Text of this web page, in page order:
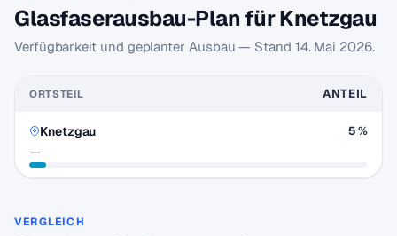
Glasfaserausbau-Plan für Knetzgau
Verfügbarkeit und geplanter Ausbau — Stand 14. Mai 2026.
ORTSTEIL ANTEIL
Knetzgau
—
5 %
VERGLEICH